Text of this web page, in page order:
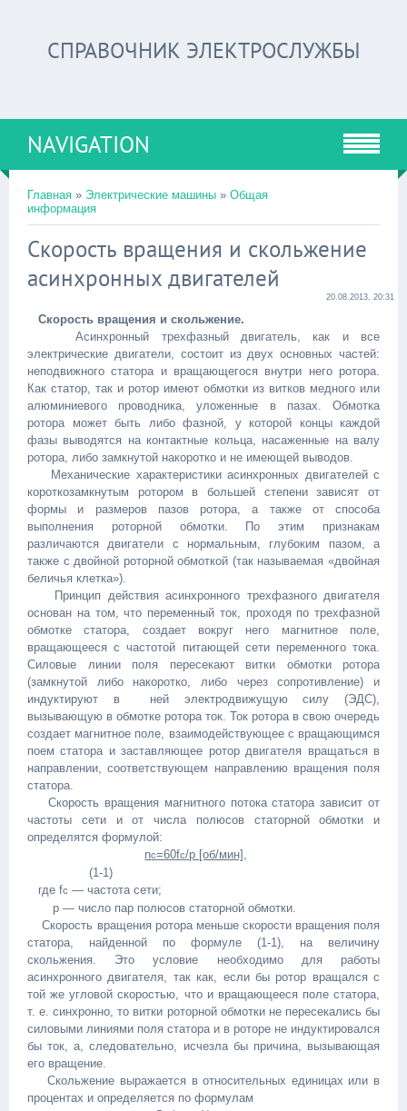
СПРАВОЧНИК ЭЛЕКТРОСЛУЖБЫ
NAVIGATION
Главная » Электрические машины » Общая
информация
Скорость вращения и скольжение
асинхронных двигателей
20.08.2013, 20:31
Скорость вращения и скольжение.
Асинхронный трехфазный двигатель, как и все
электрические двигатели, состоит из двух основных частей:
неподвижного статора и вращающегося внутри него ротора.
Как статор, так и ротор имеют обмотки из витков медного или
алюминиевого проводника, уложенные в пазах. Обмотка
ротора может быть либо фазной, у которой концы каждой
фазы выводятся на контактные кольца, насаженные на валу
ротора, либо замкнутой накоротко и не имеющей выводов.
Механические характеристики асинхронных двигателей с
короткозамкнутым ротором в большей степени зависят от
формы и размеров пазов ротора, а также от способа
выполнения роторной обмотки. По этим признакам
различаются двигатели с нормальным, глубоким пазом, а
также с двойной роторной обмоткой (так называемая «двойная
беличья клетка»).
Принцип действия асинхронного трехфазного двигателя
основан на том, что переменный ток, проходя по трехфазной
обмотке статора, создает вокруг него магнитное поле,
вращающееся с частотой питающей сети переменного тока.
Силовые линии поля пересекают витки обмотки ротора
(замкнутой либо накоротко, либо через сопротивление) и
индуктируют в ней электродвижущую силу (ЭДС),
вызывающую в обмотке ротора ток. Ток ротора в свою очередь
создает магнитное поле, взаимодействующее с вращающимся
поем статора и заставляющее ротор двигателя вращаться в
направлении, соответствующем направлению вращения поля
статора.
Скорость вращения магнитного потока статора зависит от
частоты сети и от числа полюсов статорной обмотки и
определятся формулой:
nc=60fc/p [об/мин] ,
(1-1)
где fc — частота сети;
р — число пар полюсов статорной обмотки.
Скорость вращения ротора меньше скорости вращения поля
статора, найденной по формуле (1-1), на величину
скольжения. Это условие необходимо для работы
асинхронного двигателя, так как, если бы ротор вращался с
той же угловой скоростью, что и вращающееся поле статора,
т. е. синхронно, то витки роторной обмотки не пересекались бы
силовыми линиями поля статора и в роторе не индуктировался
бы ток, а, следовательно, исчезла бы причина, вызывающая
его вращение.
Скольжение выражается в относительных единицах или в
процентах и определяется по формулам